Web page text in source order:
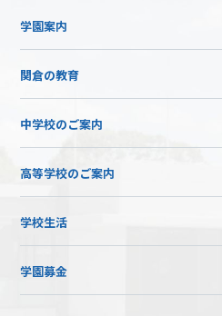
学園案内
関倉の教育
中学校のご案内
高等学校のご案内
学校生活
学園募金